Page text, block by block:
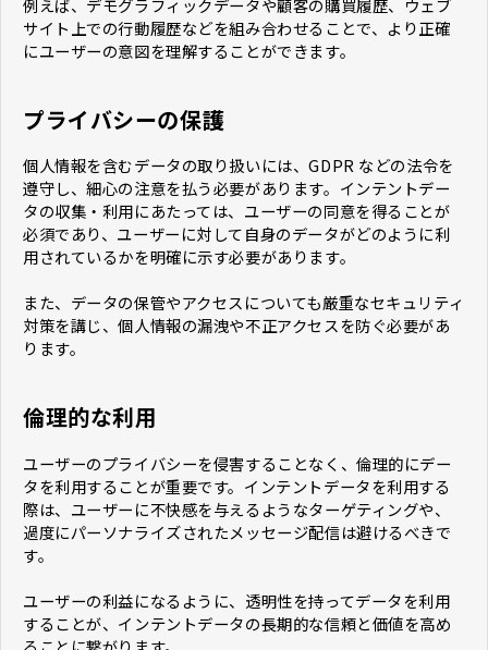
例えば、デモグラフィックデータや顧客の購買履歴、ウェブ
サイト上での行動履歴などを組み合わせることで、より正確
にユーザーの意図を理解することができます。
プライバシーの保護
個人情報を含むデータの取り扱いには、GDPR などの法令を
遵守し、細心の注意を払う必要があります。インテントデー
タの収集・利用にあたっては、ユーザーの同意を得ることが
必須であり、ユーザーに対して自身のデータがどのように利
用されているかを明確に示す必要があります。
また、データの保管やアクセスについても厳重なセキュリティ
対策を講じ、個人情報の漏洩や不正アクセスを防ぐ必要があ
ります。
倫理的な利用
ユーザーのプライバシーを侵害することなく、倫理的にデー
タを利用することが重要です。インテントデータを利用する
際は、ユーザーに不快感を与えるようなターゲティングや、
過度にパーソナライズされたメッセージ配信は避けるべきで
す。
ユーザーの利益になるように、透明性を持ってデータを利用
することが、インテントデータの長期的な信頼と価値を高め